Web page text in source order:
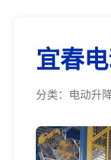
宜春
分类：电动升